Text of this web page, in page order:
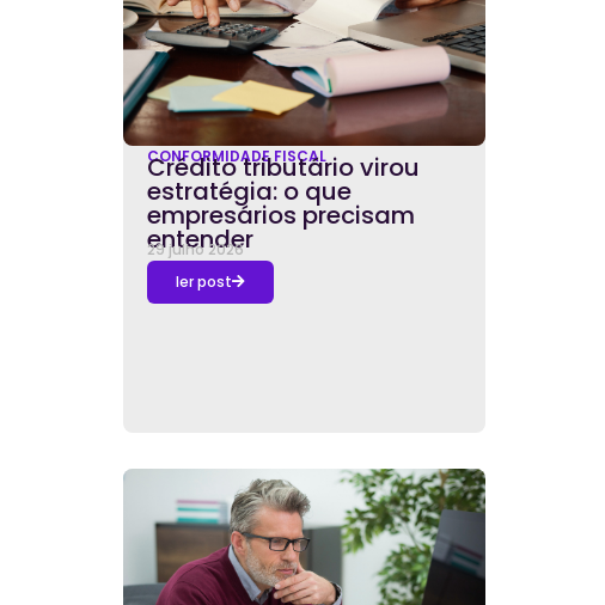
CONFORMIDADE FISCAL
Crédito tributário virou
estratégia: o que
empresários precisam
entender
29 julho 2026
ler post